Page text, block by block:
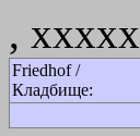
, xxxxx
Friedhof /
Кладбище: